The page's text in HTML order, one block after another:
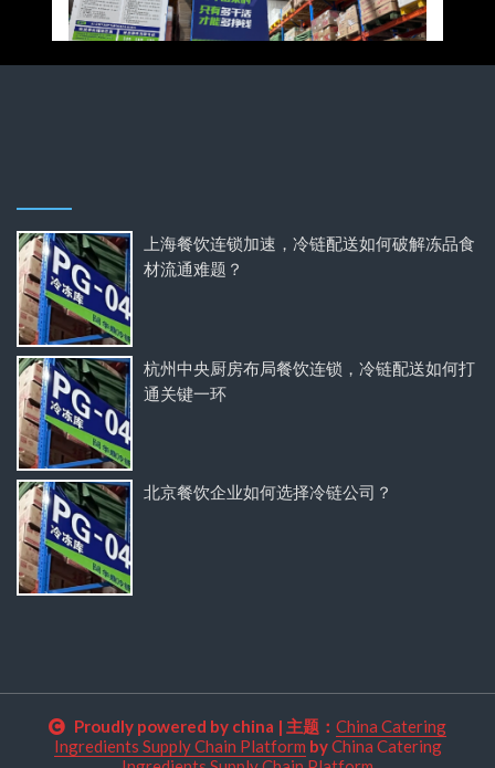
上海餐饮连锁加速，冷链配送如何破解冻品食
材流通难题？
杭州中央厨房布局餐饮连锁，冷链配送如何打
通关键一环
北京餐饮企业如何选择冷链公司？
Proudly powered by china | 主题： China Catering
Ingredients Supply Chain Platform byChina Catering